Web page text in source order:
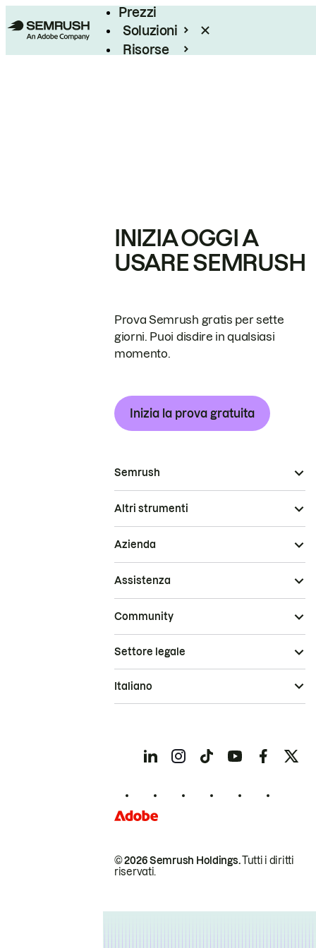
Prezzi
Soluzioni
Risorse
INIZIA OGGI A
USARE SEMRUSH
Prova Semrush gratis per sette
giorni. Puoi disdire in qualsiasi
momento.
Inizia la prova gratuita
Semrush
Altri strumenti
Azienda
Assistenza
Community
© 2026 Semrush Holdings.Tutti i diritti
riservati.
Settore legale
Italiano